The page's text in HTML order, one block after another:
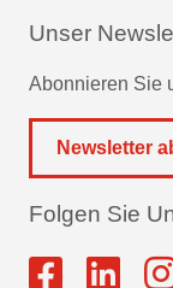
Unser
Abonnieren Sie
Newsletter
Folgen Sie